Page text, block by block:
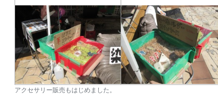
アクセサリー販売もはじめました。